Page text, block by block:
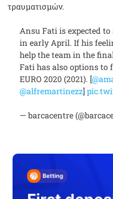
τραυματισμών.
Ansu Fati is expected
in early April. If his
help the team in the
Fati has also options to
EURO 2020 (2021). [
@alfremartinezz]
— barcacentre